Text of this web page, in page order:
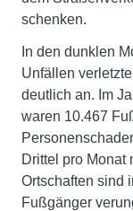
schenken.
In den dunklen
Unfällen
deutlich an. Im
waren 10.467
Drittel pro Monat
Ortschaften sind
Fußgänger